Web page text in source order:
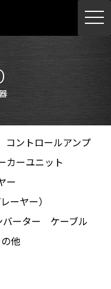
コントロールアンプ
カーユニット
ー
ーヤー）
バーター
ケーブル
他